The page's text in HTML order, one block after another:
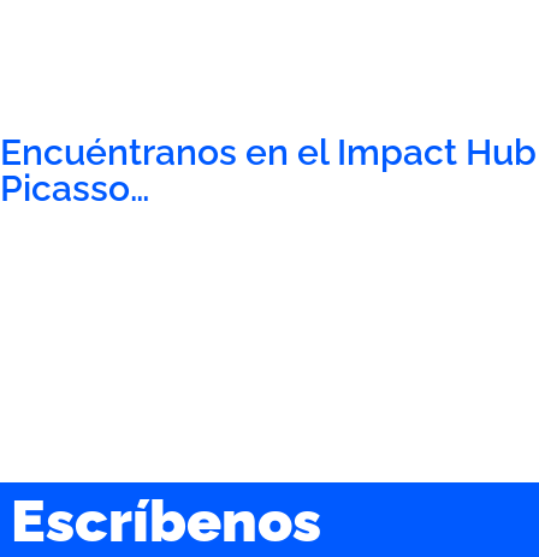
Encuéntranos en el Impact Hub
Picasso…
Escríbenos